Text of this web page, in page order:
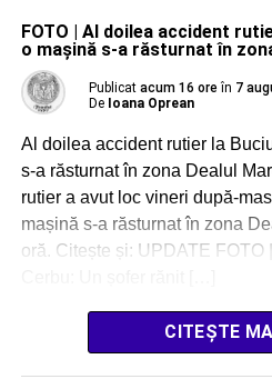
FOTO | Al doilea accident
o mașină s-a răsturnat în
Publicat acum 16 ore în 7
De Ioana Oprean
Al doilea accident rutier la
s-a răsturnat în zona Dealul
rutier a avut loc vineri după-
mașină s-a răsturnat în zona
oră. Citește și: UPDATE FOTO
CITEȘTE